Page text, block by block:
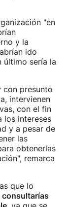
"en
y la
ido
último sería la
con presunto
intervienen
con el fin
los intereses
y a pesar de
las
obtenerlas
remarca
que lo
consultarías